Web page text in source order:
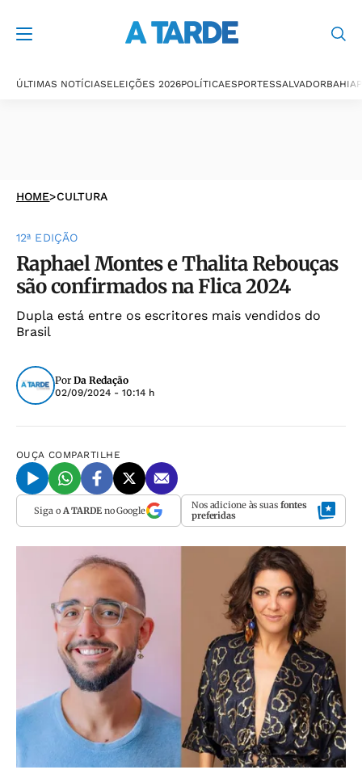
ÚLTIMAS NOTÍCIASELEIÇÕES 2026POLÍTICAESPORTESSALVADORBAHIA
HOME>CULTURA
12ª EDIÇÃO
Raphael Montes e Thalita Rebouças
são confirmados na Flica 2024
Dupla está entre os escritores mais vendidos do
Brasil
Por Da Redação
02/09/2024 - 10:14 h
OUÇA COMPARTILHE
Siga o A TARDEno Google Nos adicione às suas fontes
preferidas